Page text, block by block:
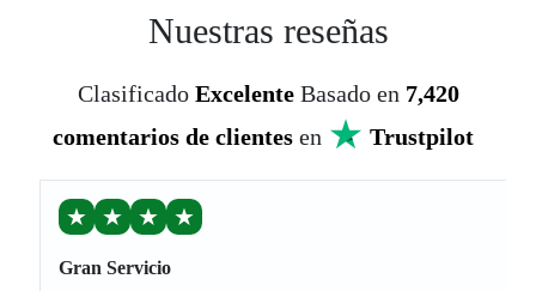
Nuestras reseñas
Clasificado Excelente Basado en 7,420
comentarios de clientes en Trustpilot
★ ★ ★ ★
Gran Servicio